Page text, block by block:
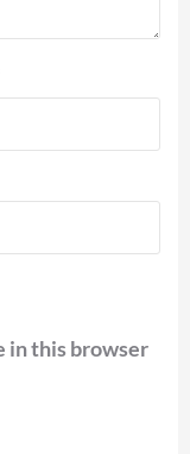
in this browser